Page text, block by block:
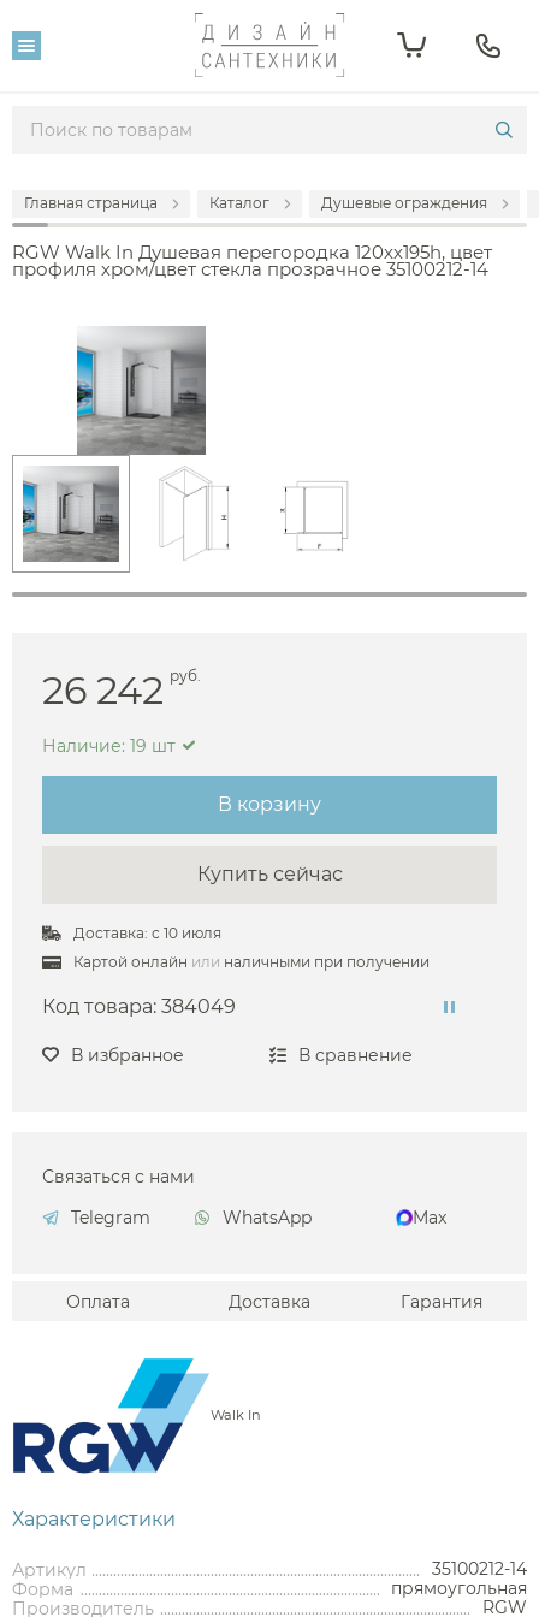
Главная страница Каталог Душевые ограждения
RGW Walk In Душевая перегородка 120хх195h, цвет
профиля хром/цвет стекла прозрачное 35100212-14
26 242 руб.
Наличие: 19 шт
В корзину
Купить сейчас
Доставка: с 10 июля
Картой онлайн или наличными при получении
Код товара: 384049
В избранное В сравнение
Связаться с нами
Telegram
WhatsApp Max
Оплата Доставка Гарантия
Walk In
Характеристики
Артикул
35100212-14
Форма
прямоугольная
Производитель
RGW